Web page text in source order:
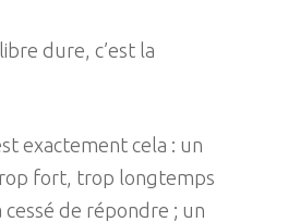
dure, c’est la
exactement cela : un
fort, trop longtemps
cessé de répondre ; un